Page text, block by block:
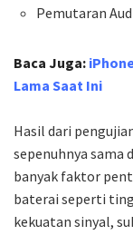
Pemutaran
Baca Juga:
Lama Saat Ini
Hasil dari
sepenuhnya sama
banyak faktor
baterai seperti
kekuatan sinyal,